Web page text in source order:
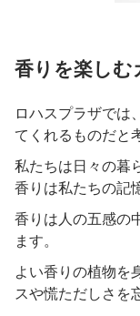
香りを楽し
ロハスプラザでは
てくれるものだと
私たちは日々の暮
香りは私たちの記
香りは人の五感の
ます。
よい香りの植物を
スや慌ただしさを